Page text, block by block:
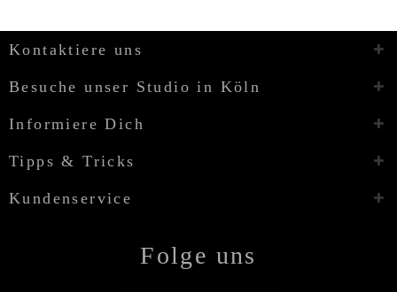
Kontaktiere uns
Besuche unser Studio in Köln
Informiere Dich
Tipps & Tricks
Kundenservice
Folge uns